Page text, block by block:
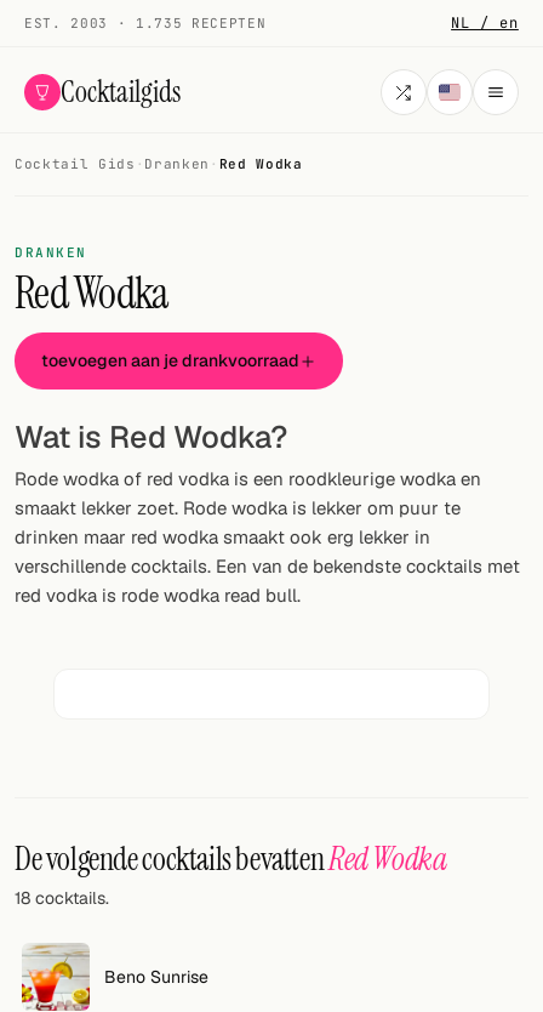
EST. 2003 · 1.735 RECEPTEN NL / en
Cocktailgids
Alle cocktails
Smoothies
Alcoholvrij
Mijn drank
Galerij
Willekeurig drankje
Voeg hier uw eigen cocktail of smoothie toe.
Cocktail boeken
Eenheden
Cocktail Gids · Dranken · Red Wodka
DRANKEN
Red Wodka
toevoegen aan je drankvoorraad
Wat is Red Wodka?
Rode wodka of red vodka is een roodkleurige wodka en
smaakt lekker zoet. Rode wodka is lekker om puur te
drinken maar red wodka smaakt ook erg lekker in
verschillende cocktails. Een van de bekendste cocktails met
red vodka is rode wodka read bull.
De volgende cocktails bevattenRed Wodka
18 cocktails.
Beno Sunrise